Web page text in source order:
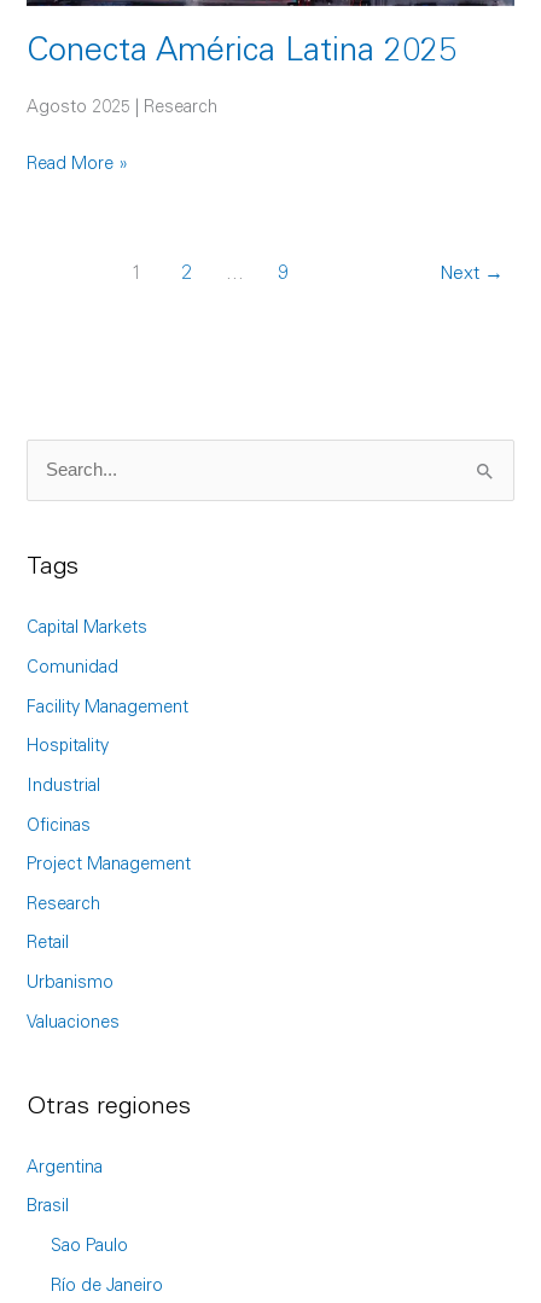
Conecta América Latina 2025
Agosto 2025 | Research
Read More »
1 2 … 9 Next →
c
:
Tags
Capital Markets
Comunidad
Facility Management
Hospitality
Industrial
Oficinas
Project Management
Research
Retail
Urbanismo
Valuaciones
Otras regiones
Argentina
Brasil
Sao Paulo
Río de Janeiro